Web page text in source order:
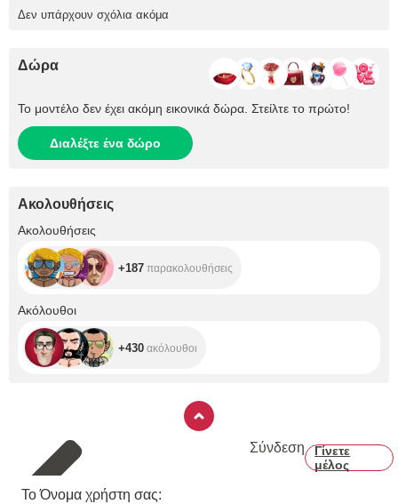
Δεν υπάρχουν σχόλια ακόμα
Δώρα
Το μοντέλο δεν έχει ακόμη εικονικά δώρα. Στείλτε το πρώτο!
Διαλέξτε ένα δώρο
Ακολουθήσεις
Ακολουθήσεις
+187 παρακολουθήσεις
Ακόλουθοι
+430 ακόλουθοι
Σύνδεση
Γίνετε
μέλος
Το Όνομα χρήστη σας: